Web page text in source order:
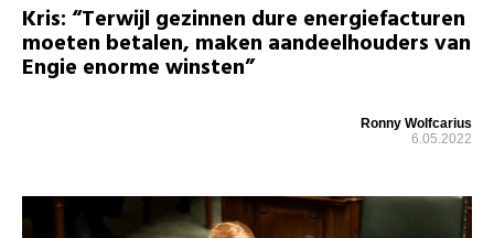
Kris: “Terwijl gezinnen dure energiefacturen
moeten betalen, maken aandeelhouders van
Engie enorme winsten”
Ronny Wolfcarius
6.05.2022